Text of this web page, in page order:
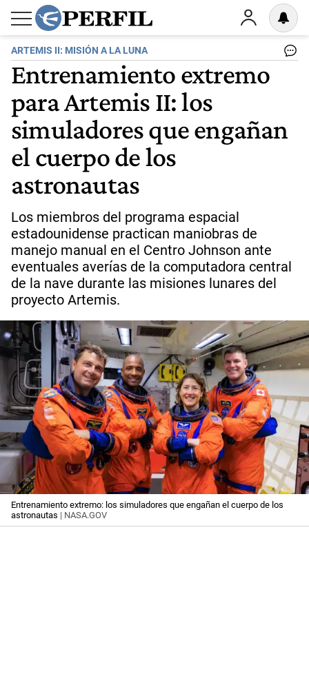
ARTEMIS II: MISIÓN A LA LUNA
Entrenamiento extremo
para Artemis II: los
simuladores que engañan
el cuerpo de los
astronautas
Los miembros del programa espacial
estadounidense practican maniobras de
manejo manual en el Centro Johnson ante
eventuales averías de la computadora central
de la nave durante las misiones lunares del
proyecto Artemis.
Entrenamiento extremo: los simuladores que engañan el cuerpo de los
astronautas | NASA.GOV